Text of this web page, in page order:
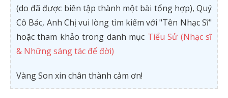
(do đã được biên tập thành một bài tổng hợp), Quý
Cô Bác, Anh Chị vui lòng tìm kiếm với "Tên Nhạc Sĩ"
hoặc tham khảo trong danh mục Tiểu Sử (Nhạc sĩ
& Những sáng tác để đời)
Vàng Son xin chân thành cảm ơn!